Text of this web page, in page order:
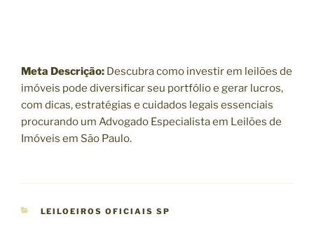
Meta Descrição: Descubra como investir em leilões de
imóveis pode diversificar seu portfólio e gerar lucros,
com dicas, estratégias e cuidados legais essenciais
procurando um Advogado Especialista em Leilões de
Imóveis em São Paulo.
C
LEILOEIROS OFICIAIS SP